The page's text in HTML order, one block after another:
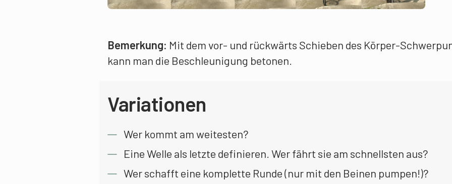
Bemerkung: Mit dem vor- und rückwärts Schieben des Körper-
kann man die Beschleunigung betonen.
Variationen
Wer kommt am weitesten?
Eine Welle als letzte definieren. Wer fährt sie am schnellsten aus?
Wer schafft eine komplette Runde (nur mit den Beinen pumpen!)?